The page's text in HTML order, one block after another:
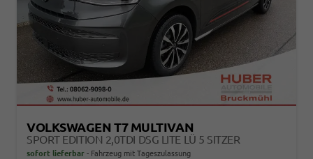
VOLKSWAGEN T7 MULTIVAN
SPORT EDITION 2,0TDI DSG LITE LÜ 5 SITZER
sofort lieferbar Fahrzeug mit Tageszulassung